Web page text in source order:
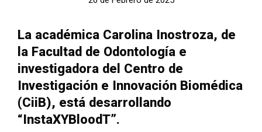
La académica Carolina Inostroza, de
la Facultad de Odontología e
investigadora del Centro de
Investigación e Innovación Biomédica
(CiiB), está desarrollando
“InstaXYBloodT”.